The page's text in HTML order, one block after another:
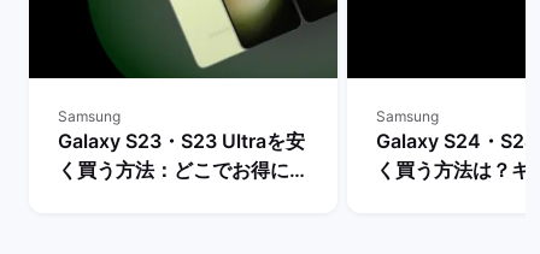
Samsung
Galaxy S23・S23 Ultraを安
く買う方法：どこでお得に購
Samsung
Galaxy S24・
く買う方法は？キ